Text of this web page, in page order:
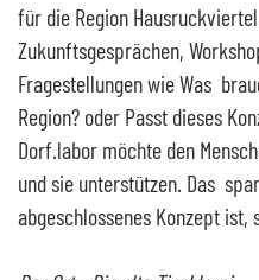
für die Region
Zukunftsgesprächen,
Fragestellungen wie Was
Region? oder Passt dieses
Dorf.labor möchte den
und sie unterstützen. Das
abgeschlossenes Konzept ist,